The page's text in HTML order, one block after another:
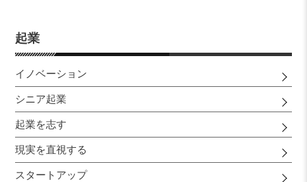
起業
イノベーション
シニア起業
起業を志す
現実を直視する
スタートアップ